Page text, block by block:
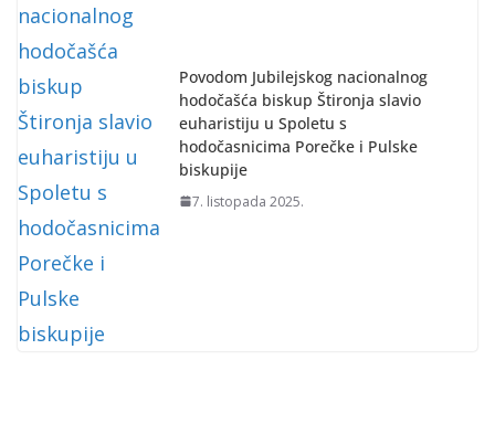
Povodom Jubilejskog nacionalnog
hodočašća biskup Štironja slavio
euharistiju u Spoletu s
hodočasnicima Porečke i Pulske
biskupije
7. listopada 2025.